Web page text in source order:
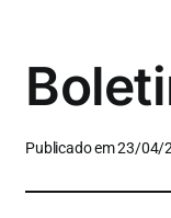
Publicado em 23/04/